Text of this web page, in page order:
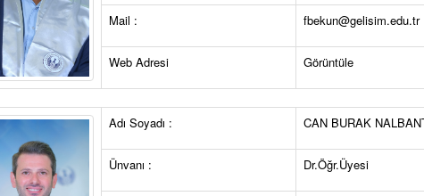
Mail : fbekun@gelisim.edu.tr
Web Adresi Görüntüle
Adı Soyadı : CAN BURAK
Ünvanı : Dr.Öğr.Üyesi